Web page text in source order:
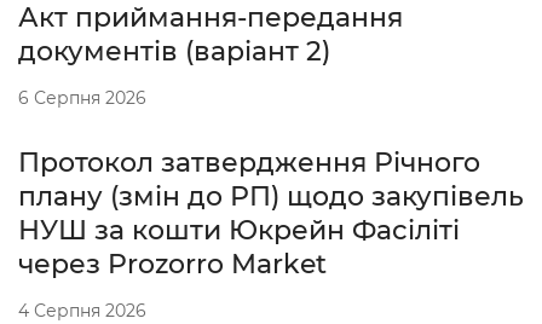
Акт приймання-передання
документів (варіант 2)
6 Серпня 2026
Протокол затвердження Річного
плану (змін до РП) щодо закупівель
НУШ за кошти Юкрейн Фасіліті
через Prozorro Market
4 Серпня 2026